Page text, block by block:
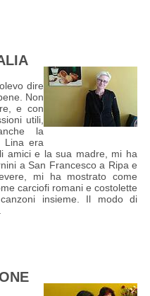
dire
Non
e con
utili,
la
Lina era
amici e la sua madre, mi ha
a San Francesco a Ripa e
mi ha mostrato come
carciofi romani e costolette
insieme. Il modo di